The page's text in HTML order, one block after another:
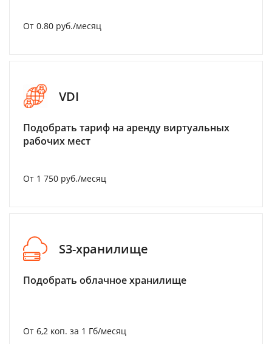
От 0.80 руб./месяц
VDI
Подобрать тариф на аренду виртуальных
рабочих мест
От 1 750 руб./месяц
S3-хранилище
Подобрать облачное хранилище
От 6,2 коп. за 1 Гб/месяц